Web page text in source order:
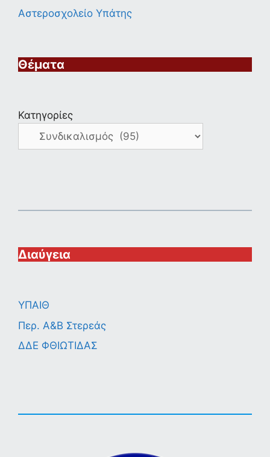
Αστεροσχολείο Υπάτης
Θέματα
Κατηγορίες
Διαύγεια
ΥΠΑΙΘ
Περ. A&B Στερεάς
ΔΔΕ ΦΘΙΩΤΙΔΑΣ